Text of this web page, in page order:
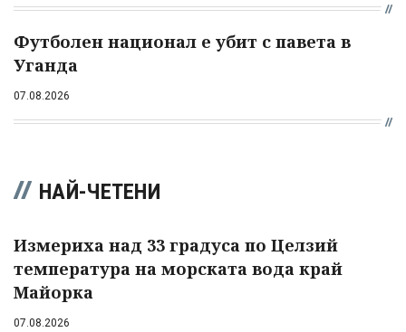
Футболен национал е убит с павета в
Уганда
07.08.2026
НАЙ-ЧЕТЕНИ
Измериха над 33 градуса по Целзий
температура на морската вода край
Майорка
07.08.2026